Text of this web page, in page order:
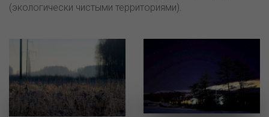
(экологически чистыми территориями).